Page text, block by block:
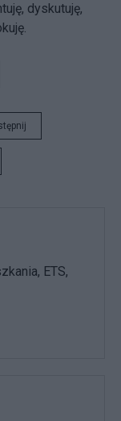
dyskutuję,
ETS,